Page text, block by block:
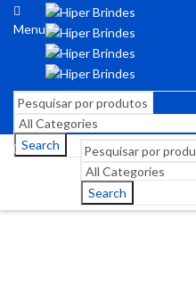
Menu
Search
Search